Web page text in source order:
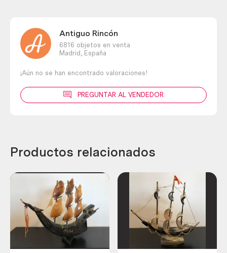
Antiguo Rincón
6816 objetos en venta
Madrid,
España
¡Aún no se han encontrado valoraciones!
PREGUNTAR AL VENDEDOR
Productos relacionados